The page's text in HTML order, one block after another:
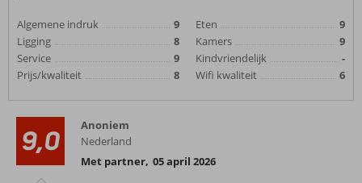
Algemene indruk
9
Ligging
8
Service
9
Prijs/kwaliteit
8
Eten
9
Kamers
9
Kindvriendelijk
-
Wifi kwaliteit
6
9,0
Anoniem
Nederland
Met partner, 05 april 2026